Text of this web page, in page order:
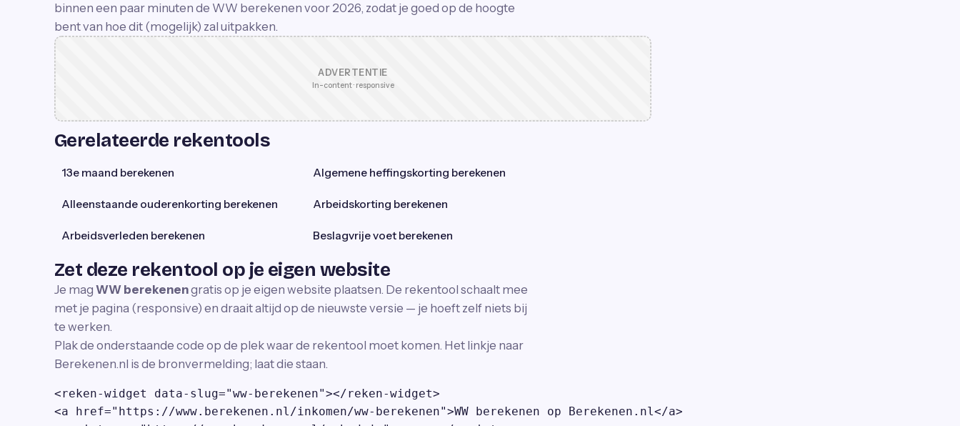
binnen een paar minuten de WW berekenen voor 2026, zodat je goed op de hoogte
bent van hoe dit (mogelijk) zal uitpakken.
ADVERTENTIE
In-content · responsive
Gerelateerde rekentools
13e maand berekenen Algemene heffingskorting berekenen
Alleenstaande ouderenkorting berekenen Arbeidskorting berekenen
Arbeidsverleden berekenen Beslagvrije voet berekenen
Zet deze rekentool op je eigen website
Je mag WW berekenengratis op je eigen website plaatsen. De rekentool schaalt mee
met je pagina (responsive) en draait altijd op de nieuwste versie — je hoeft zelf niets bij
te werken.
Plak de onderstaande code op de plek waar de rekentool moet komen. Het linkje naar
Berekenen.nl is de bronvermelding; laat die staan.
<reken-widget data-slug="ww-berekenen"></reken-widget>
<a href="https://www.berekenen.nl/inkomen/ww-berekenen">WW berekenen op Berekenen.nl</a>